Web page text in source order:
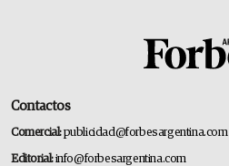
Contactos
Comercial:publicidad@forbesargentina.com
Editorial:info@forbesargentina.com